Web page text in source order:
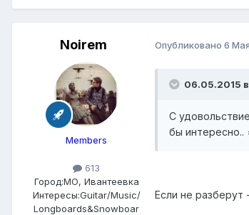
Noirem
Members
613
Город:МО, Ивантеевка
Интересы:Guitar/Music/
Longboards&Snowboar
Опубликовано 6
06.05.2015
С
бы интересно..
Если не разберут